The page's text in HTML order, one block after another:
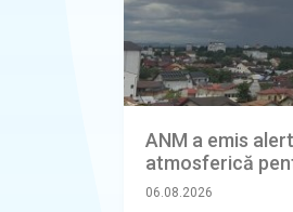
ANM a emis
atmosferică
06.08.2026